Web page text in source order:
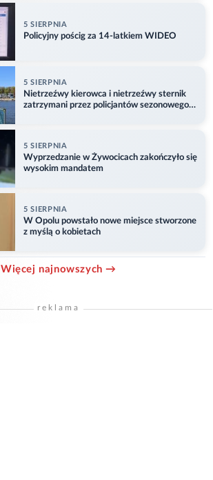
5 SIERPNIA
Policyjny pościg za 14-latkiem WIDEO
5 SIERPNIA
Nietrzeźwy kierowca i nietrzeźwy sternik
zatrzymani przez policjantów sezonowego
5 SIERPNIA
Wyprzedzanie w Żywocicach zakończyło się
wysokim mandatem
5 SIERPNIA
W Opolu powstało nowe miejsce stworzone
z myślą o kobietach
Więcej najnowszych →
reklama